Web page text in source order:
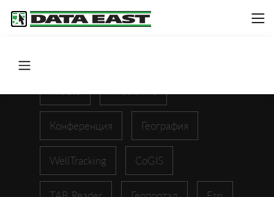
Конференция География
WellTracking CoGIS